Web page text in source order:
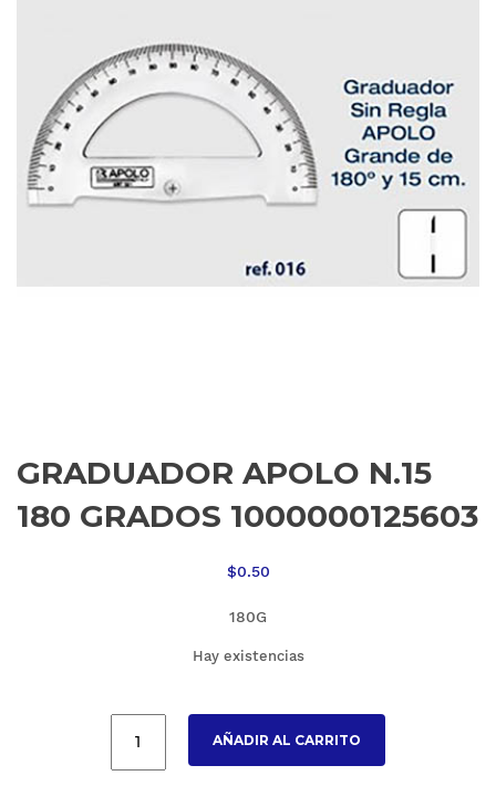
GRADUADOR APOLO N.15
180 GRADOS 1000000125603
$0.50
180G
Hay existencias
AÑADIR AL CARRITO